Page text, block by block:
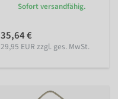
Sofort versandfähig.
35,64 €
29,95 EUR zzgl. ges. MwSt.